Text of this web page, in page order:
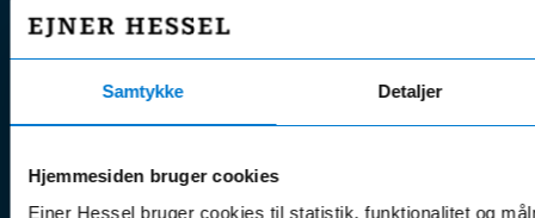
Samtykke Detaljer
Hjemmesiden bruger cookies
Ejner Hessel bruger cookies til statistik, funktionalitet og
Man - Fre:
07.30 - 17.30
Weekend: